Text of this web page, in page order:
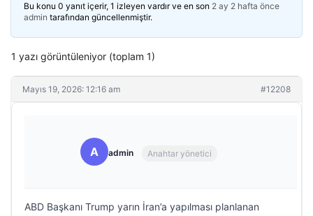
Bu konu 0 yanıt içerir, 1 izleyen vardır ve en son 2 ay 2 hafta önce
admin tarafından güncellenmiştir.
1 yazı görüntüleniyor (toplam 1)
Mayıs 19, 2026: 12:16 am #12208
A admin Anahtar yönetici
ABD Başkanı Trump yarın İran’a yapılması planlanan